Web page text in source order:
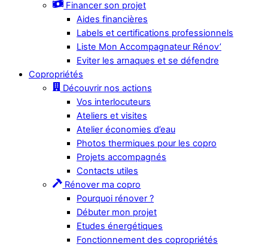
Financer son projet
Aides financières
Labels et certifications professionnels
Liste Mon Accompagnateur Rénov’
Eviter les arnaques et se défendre
Copropriétés
Découvrir nos actions
Vos interlocuteurs
Ateliers et visites
Atelier économies d’eau
Photos thermiques pour les copro
Projets accompagnés
Contacts utiles
Rénover ma copro
Pourquoi rénover ?
Débuter mon projet
Etudes énergétiques
Fonctionnement des copropriétés